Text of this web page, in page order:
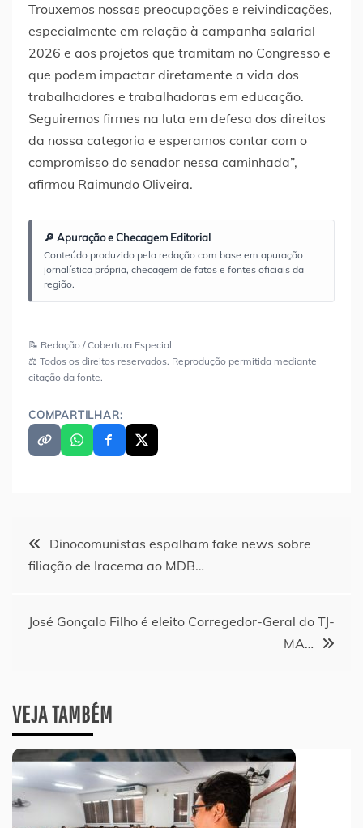
Trouxemos nossas preocupações e reivindicações,
especialmente em relação à campanha salarial
2026 e aos projetos que tramitam no Congresso e
que podem impactar diretamente a vida dos
trabalhadores e trabalhadoras em educação.
Seguiremos firmes na luta em defesa dos direitos
da nossa categoria e esperamos contar com o
compromisso do senador nessa caminhada”,
afirmou Raimundo Oliveira.
🔎 Apuração e Checagem Editorial
Conteúdo produzido pela redação com base em apuração
jornalística própria, checagem de fatos e fontes oficiais da
região.
📝 Redação / Cobertura Especial
⚖️ Todos os direitos reservados. Reprodução permitida mediante
citação da fonte.
COMPARTILHAR:
Navegação
Post
Dinocomunistas espalham fake news sobre
filiação de Iracema ao MDB…
José Gonçalo Filho é eleito Corregedor-Geral do TJ-
MA…
VEJA TAMBÉM